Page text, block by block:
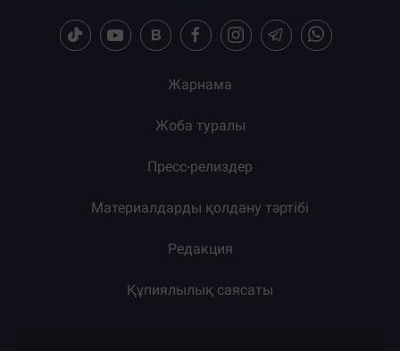
Жарнама
Жоба туралы
Пресс-релиздер
Материалдарды қолдану тәртібі
Редакция
Құпиялылық саясаты